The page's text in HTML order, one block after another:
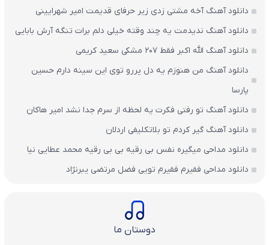
دانلود آهنگ آخه مشتی زدی زیر حرفای قدیمت امیر شهرایینی
دانلود آهنگ ندیدمت یه چند وقته خیلی دلم برات تنگه آرش بابایی
دانلود آهنگ الله اکبر فقط 207 مشکی سعید کریمی
دانلود آهنگ من هنوزم یه دل پررو توی این سینه دارم حسین
پارسا
دانلود آهنگ تو رفتی فکرت یه لحظه از سرم جدا نشد امیر هاکان
دانلود آهنگ گیر کردم تو بلاتکلیفی اردلان
دانلود مداحی میگیره نفس بی رقیه بی بی رقیه محمد عطایی نیا
دانلود مداحی فقیرم فقیرم تویی فضل مرتضی یبرنژاد
دوستان ما